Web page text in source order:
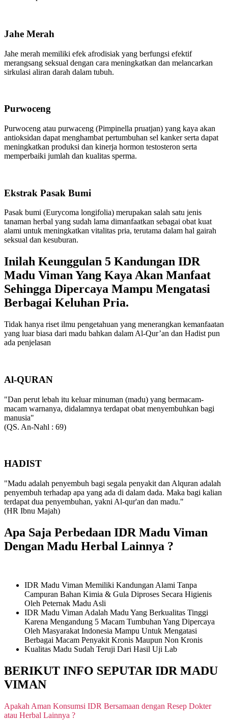
Jahe Merah
Jahe merah memiliki efek afrodisiak yang berfungsi efektif
merangsang seksual dengan cara meningkatkan dan melancarkan
sirkulasi aliran darah dalam tubuh.
Purwoceng
Purwoceng atau purwaceng (Pimpinella pruatjan) yang kaya akan
antioksidan dapat menghambat pertumbuhan sel kanker serta dapat
meningkatkan produksi dan kinerja hormon testosteron serta
memperbaiki jumlah dan kualitas sperma.
Ekstrak Pasak Bumi
Pasak bumi (Eurycoma longifolia) merupakan salah satu jenis
tanaman herbal yang sudah lama dimanfaatkan sebagai obat kuat
alami untuk meningkatkan vitalitas pria, terutama dalam hal gairah
seksual dan kesuburan.
Inilah Keunggulan 5 Kandungan IDR
Madu Viman Yang Kaya Akan Manfaat
Sehingga Dipercaya Mampu Mengatasi
Berbagai Keluhan Pria.
Tidak hanya riset ilmu pengetahuan yang menerangkan kemanfaatan
yang luar biasa dari madu bahkan dalam Al-Qur’an dan Hadist pun
ada penjelasan
Al-QURAN
"Dan perut lebah itu keluar minuman (madu) yang bermacam-
macam warnanya, didalamnya terdapat obat menyembuhkan bagi
manusia"
(QS. An-Nahl : 69)
HADIST
"Madu adalah penyembuh bagi segala penyakit dan Alquran adalah
penyembuh terhadap apa yang ada di dalam dada. Maka bagi kalian
terdapat dua penyembuhan, yakni Al-qur'an dan madu."
(HR Ibnu Majah)
Apa Saja Perbedaan IDR Madu Viman
Dengan Madu Herbal Lainnya ?
IDR Madu Viman Memiliki Kandungan Alami Tanpa
Campuran Bahan Kimia & Gula Diproses Secara Higienis
Oleh Peternak Madu Asli
IDR Madu Viman Adalah Madu Yang Berkualitas Tinggi
Karena Mengandung 5 Macam Tumbuhan Yang Dipercaya
Oleh Masyarakat Indonesia Mampu Untuk Mengatasi
Berbagai Macam Penyakit Kronis Maupun Non Kronis
Kualitas Madu Sudah Teruji Dari Hasil Uji Lab
BERIKUT INFO SEPUTAR IDR MADU
VIMAN
Apakah Aman Konsumsi IDR Bersamaan dengan Resep Dokter
atau Herbal Lainnya ?